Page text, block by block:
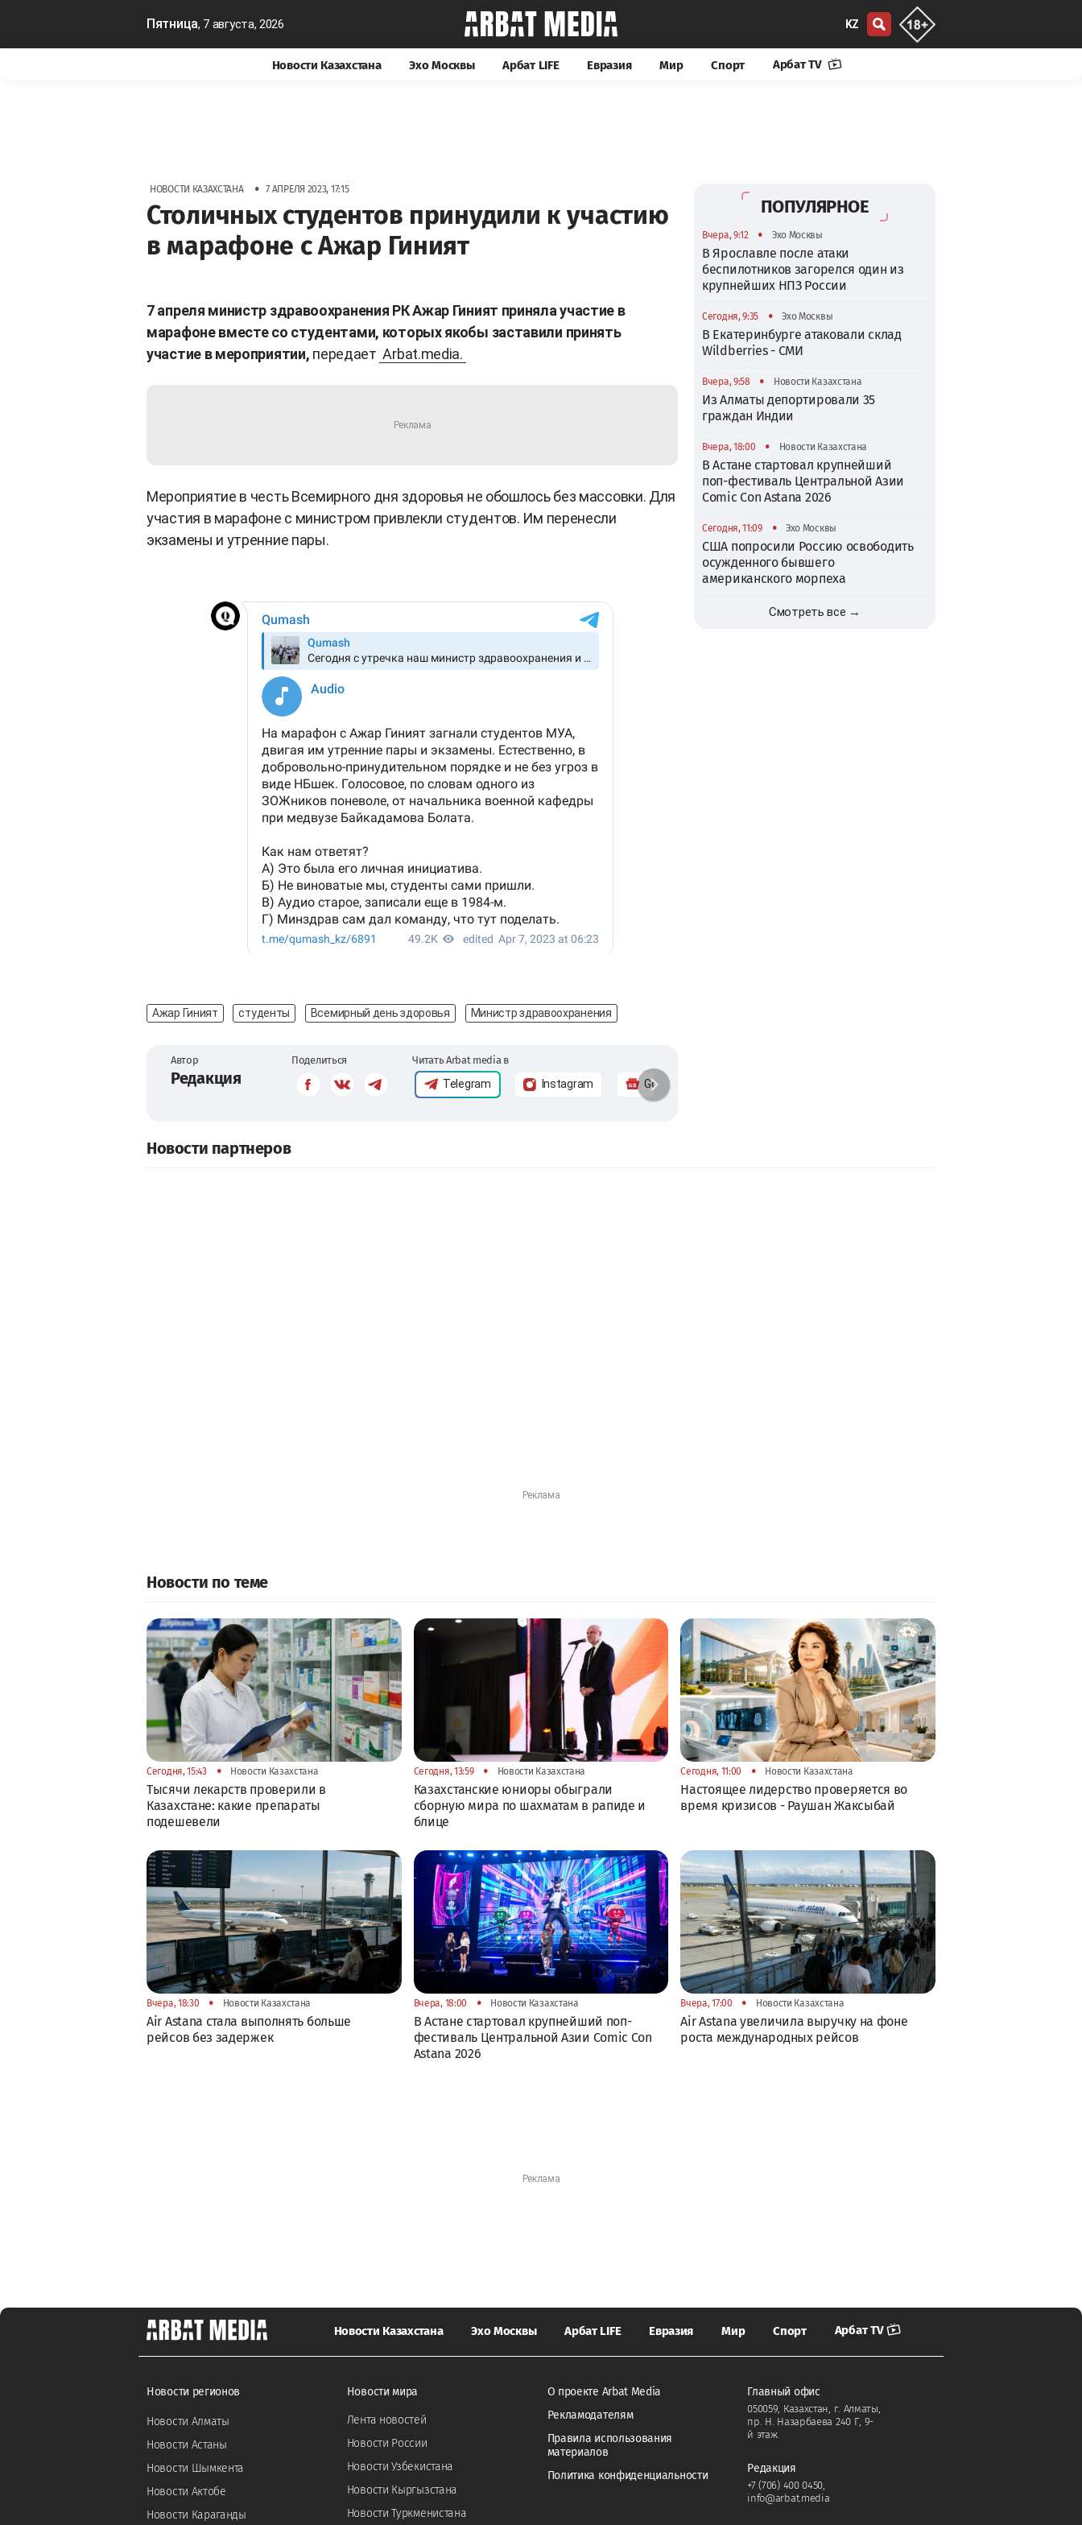
Пятница, 7 августа, 2026 KZ
Новости Казахстана Эхо Москвы Арбат LIFE Евразия Мир Спорт Арбат TV
НОВОСТИ КАЗАХСТАНА • 7 АПРЕЛЯ 2023, 17:15
Столичных студентов принудили к участию
в марафоне с Ажар Гиният
7 апреля министр здравоохранения РК Ажар Гиният приняла участие в
марафоне вместе со студентами, которых якобы заставили принять
участие в мероприятии, передает Arbat.media.
Мероприятие в честь Всемирного дня здоровья не обошлось без массовки. Для
участия в марафоне с министром привлекли студентов. Им перенесли
экзамены и утренние пары.
Ажар Гиният студенты Всемирный день здоровья Министр здравоохранения
Автор
Редакция
Поделиться Читать Arbat media в
Telegram Instagram Google News
ПОПУЛЯРНОЕ
Вчера, 9:12 • Эхо Москвы
В Ярославле после атаки
беспилотников загорелся один из
крупнейших НПЗ России
Сегодня, 9:35 • Эхо Москвы
В Екатеринбурге атаковали склад
Wildberries - СМИ
Вчера, 9:58 • Новости Казахстана
Из Алматы депортировали 35
граждан Индии
Вчера, 18:00 • Новости Казахстана
В Астане стартовал крупнейший
поп-фестиваль Центральной Азии
Comic Con Astana 2026
Сегодня, 11:09 • Эхо Москвы
США попросили Россию освободить
осужденного бывшего
американского морпеха
Смотреть все →
Новости партнеров
Новости по теме
Сегодня, 15:43 • Новости Казахстана
Тысячи лекарств проверили в
Казахстане: какие препараты
подешевели
Сегодня, 13:59 • Новости Казахстана
Казахстанские юниоры обыграли
сборную мира по шахматам в рапиде и
блице
Сегодня, 11:00 • Новости Казахстана
Настоящее лидерство проверяется во
время кризисов - Раушан Жаксыбай
Вчера, 18:30 • Новости Казахстана
Air Astana стала выполнять больше
рейсов без задержек
Вчера, 18:00 • Новости Казахстана
В Астане стартовал крупнейший поп-
фестиваль Центральной Азии Comic Con
Astana 2026
Вчера, 17:00 • Новости Казахстана
Air Astana увеличила выручку на фоне
роста международных рейсов
Новости Казахстана Эхо Москвы Арбат LIFE Евразия Мир Спорт Арбат TV
Новости регионов
Новости Алматы
Новости Астаны
Новости Шымкента
Новости Актобе
Новости Караганды
Новости мира
Лента новостей
Новости России
Новости Узбекистана
Новости Кыргызстана
Новости Туркменистана
О проекте Arbat Media
Рекламодателям
Правила использования
материалов
Политика конфиденциальности
Главный офис
050059, Казахстан, г. Алматы,
пр. Н. Назарбаева 240 Г, 9-
й этаж.
Редакция
+7 (706) 400 0450
info@arbat.media